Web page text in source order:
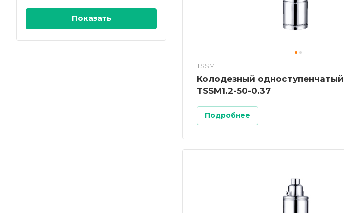
TSSM
Колодезный одноступенчатый насос
TSSM1.2-50-0.37
Подробнее